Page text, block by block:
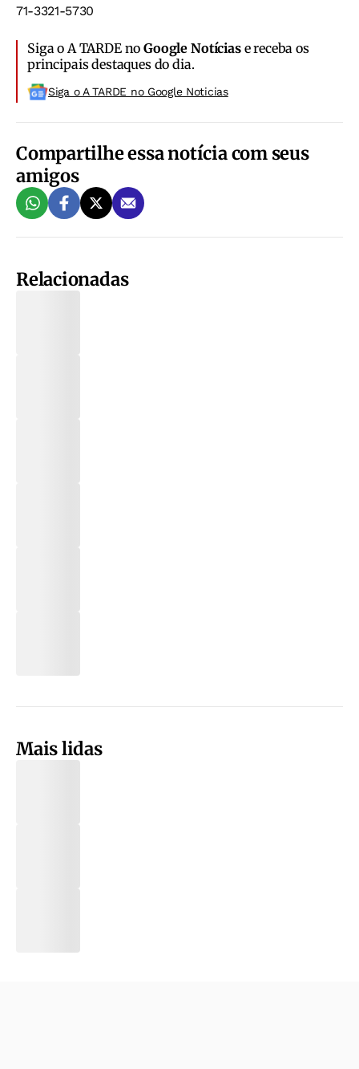
71-3321-5730
Siga o A TARDE noGoogle Notíciase receba os
principais destaques do dia.
Siga o A TARDE no Google Noticias
Compartilhe essa notícia com seus
amigos
Relacionadas
Mais lidas